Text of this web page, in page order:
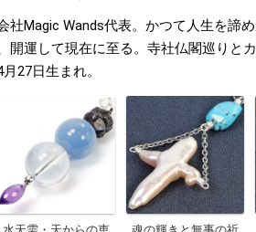
社Magic Wands代表。かつて人生を諦
開運して現在に至る。寺社仏閣巡りと
27日生まれ。